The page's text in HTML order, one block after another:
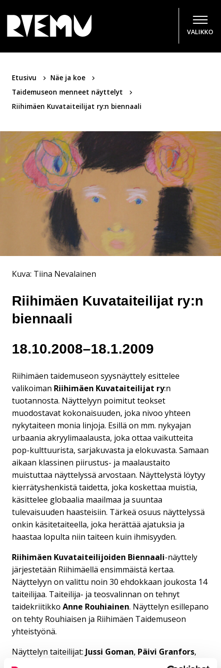
VALIKKO
Etusivu
Näe ja koe
Taidemuseon menneet näyttelyt
Riihimäen Kuvataiteilijat ry:n biennaali
Kuva: Tiina Nevalainen
Riihimäen Kuvataiteilijat ry:n
biennaali
18.10.2008–18.1.2009
Riihimäen taidemuseon syysnäyttely esittelee
valikoiman Riihimäen Kuvataiteilijat ry:n
tuotannosta. Näyttelyyn poimitut teokset
muodostavat kokonaisuuden, joka nivoo yhteen
nykytaiteen monia linjoja. Esillä on mm. nykyajan
urbaania akryylimaalausta, joka ottaa vaikutteita
pop-kulttuurista, sarjakuvasta ja elokuvasta. Samaan
aikaan klassinen piirustus- ja maalaustaito
muistuttaa näyttelyssä arvostaan. Näyttelystä löytyy
kierrätyshenkistä taidetta, joka koskettaa muistia,
käsittelee globaalia maailmaa ja suuntaa
tulevaisuuden haasteisiin. Tärkeä osuus näyttelyssä
onkin käsitetaiteella, joka herättää ajatuksia ja
haastaa lopulta niin taiteen kuin ihmisyyden.
Riihimäen Kuvataiteilijoiden Biennaali-näyttely
järjestetään Riihimäellä ensimmäistä kertaa.
Näyttelyyn on valittu noin 30 ehdokkaan joukosta 14
taiteilijaa. Taiteilija- ja teosvalinnan on tehnyt
taidekriitikko Anne Rouhiainen. Näyttelyn esillepano
on tehty Rouhiaisen ja Riihimäen Taidemuseon
yhteistyönä.
Näyttelyn taiteilijat: Jussi Goman, Päivi Granfors,
Katja Luoto
Tiina Nevalainen,